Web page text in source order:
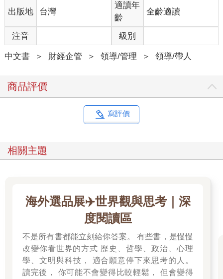
出版地 台灣
適讀年
齡
全齡適讀
注音 級別
中文書 ＞ 財經企管 ＞ 領導/管理 ＞ 領導/帶人
商品評價
寫評價
相關主題
海外選品展✈️世界觀與思考｜深
度閱讀區
不是所有書都能立刻給你答案。 有些書，是慢慢
改變你看世界的方式 歷史、哲學、政治、心理
學、文明與科技， 適合願意停下來思考的人。
讀完後， 你可能不會變得比較輕鬆， 但會變得